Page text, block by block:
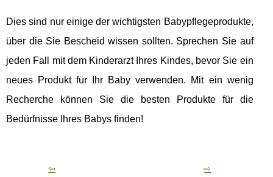
Dies sind nur einige der wichtigsten Babypflegeprodukte,
über die Sie Bescheid wissen sollten. Sprechen Sie auf
jeden Fall mit dem Kinderarzt Ihres Kindes, bevor Sie ein
neues Produkt für Ihr Baby verwenden. Mit ein wenig
Recherche können Sie die besten Produkte für die
Bedürfnisse Ihres Babys finden!